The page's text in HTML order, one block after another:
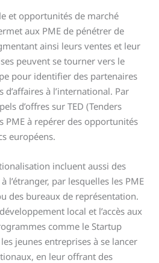
et opportunités de marché
aux PME de pénétrer de
ainsi leurs ventes et leur
peuvent se tourner vers le
pour identifier des partenaires
à l’international. Par
d’offres sur TED (Tenders
PME à repérer des opportunités
européens.
incluent aussi des
l’étranger, par lesquelles les PME
des bureaux de représentation.
local et l’accès aux
comme le Startup
jeunes entreprises à se lancer
en leur offrant des